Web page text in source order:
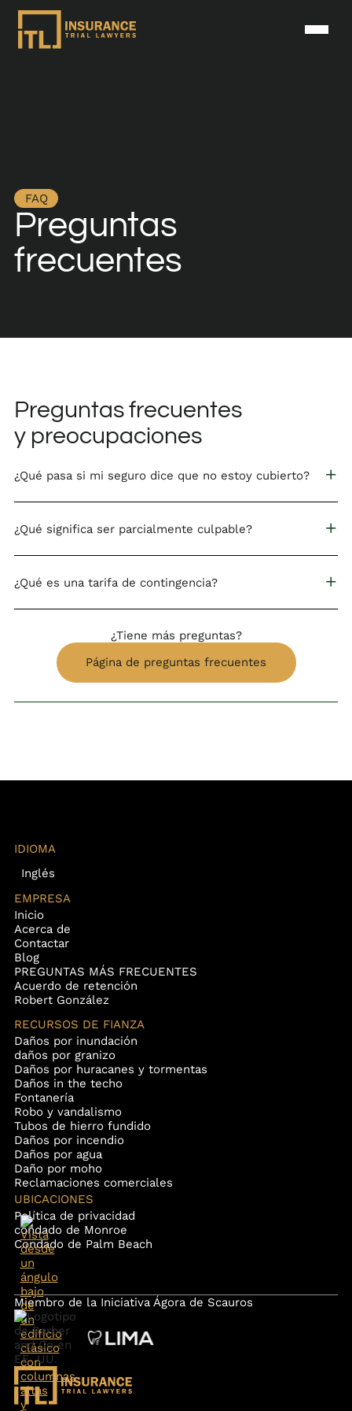
FAQ
Preguntas
frecuentes
Preguntas frecuentes
y preocupaciones
¿Qué pasa si mi seguro dice que no estoy cubierto?
¿Qué significa ser parcialmente culpable?
¿Qué es una tarifa de contingencia?
¿Tiene más preguntas?
Página de preguntas frecuentes
IDIOMA
Inglés
EMPRESA
Inicio
Acerca de
Contactar
Blog
PREGUNTAS MÁS FRECUENTES
Acuerdo de retención
Robert González
RECURSOS DE FIANZA
Daños por inundación
daños por granizo
Daños por huracanes y tormentas
Daños in the techo
Fontanería
Robo y vandalismo
Tubos de hierro fundido
Daños por incendio
Daños por agua
Daño por moho
Reclamaciones comerciales
UBICACIONES
Política de privacidad
condado de Monroe
Condado de Palm Beach
Miembro de la Iniciativa Ágora de Scauros